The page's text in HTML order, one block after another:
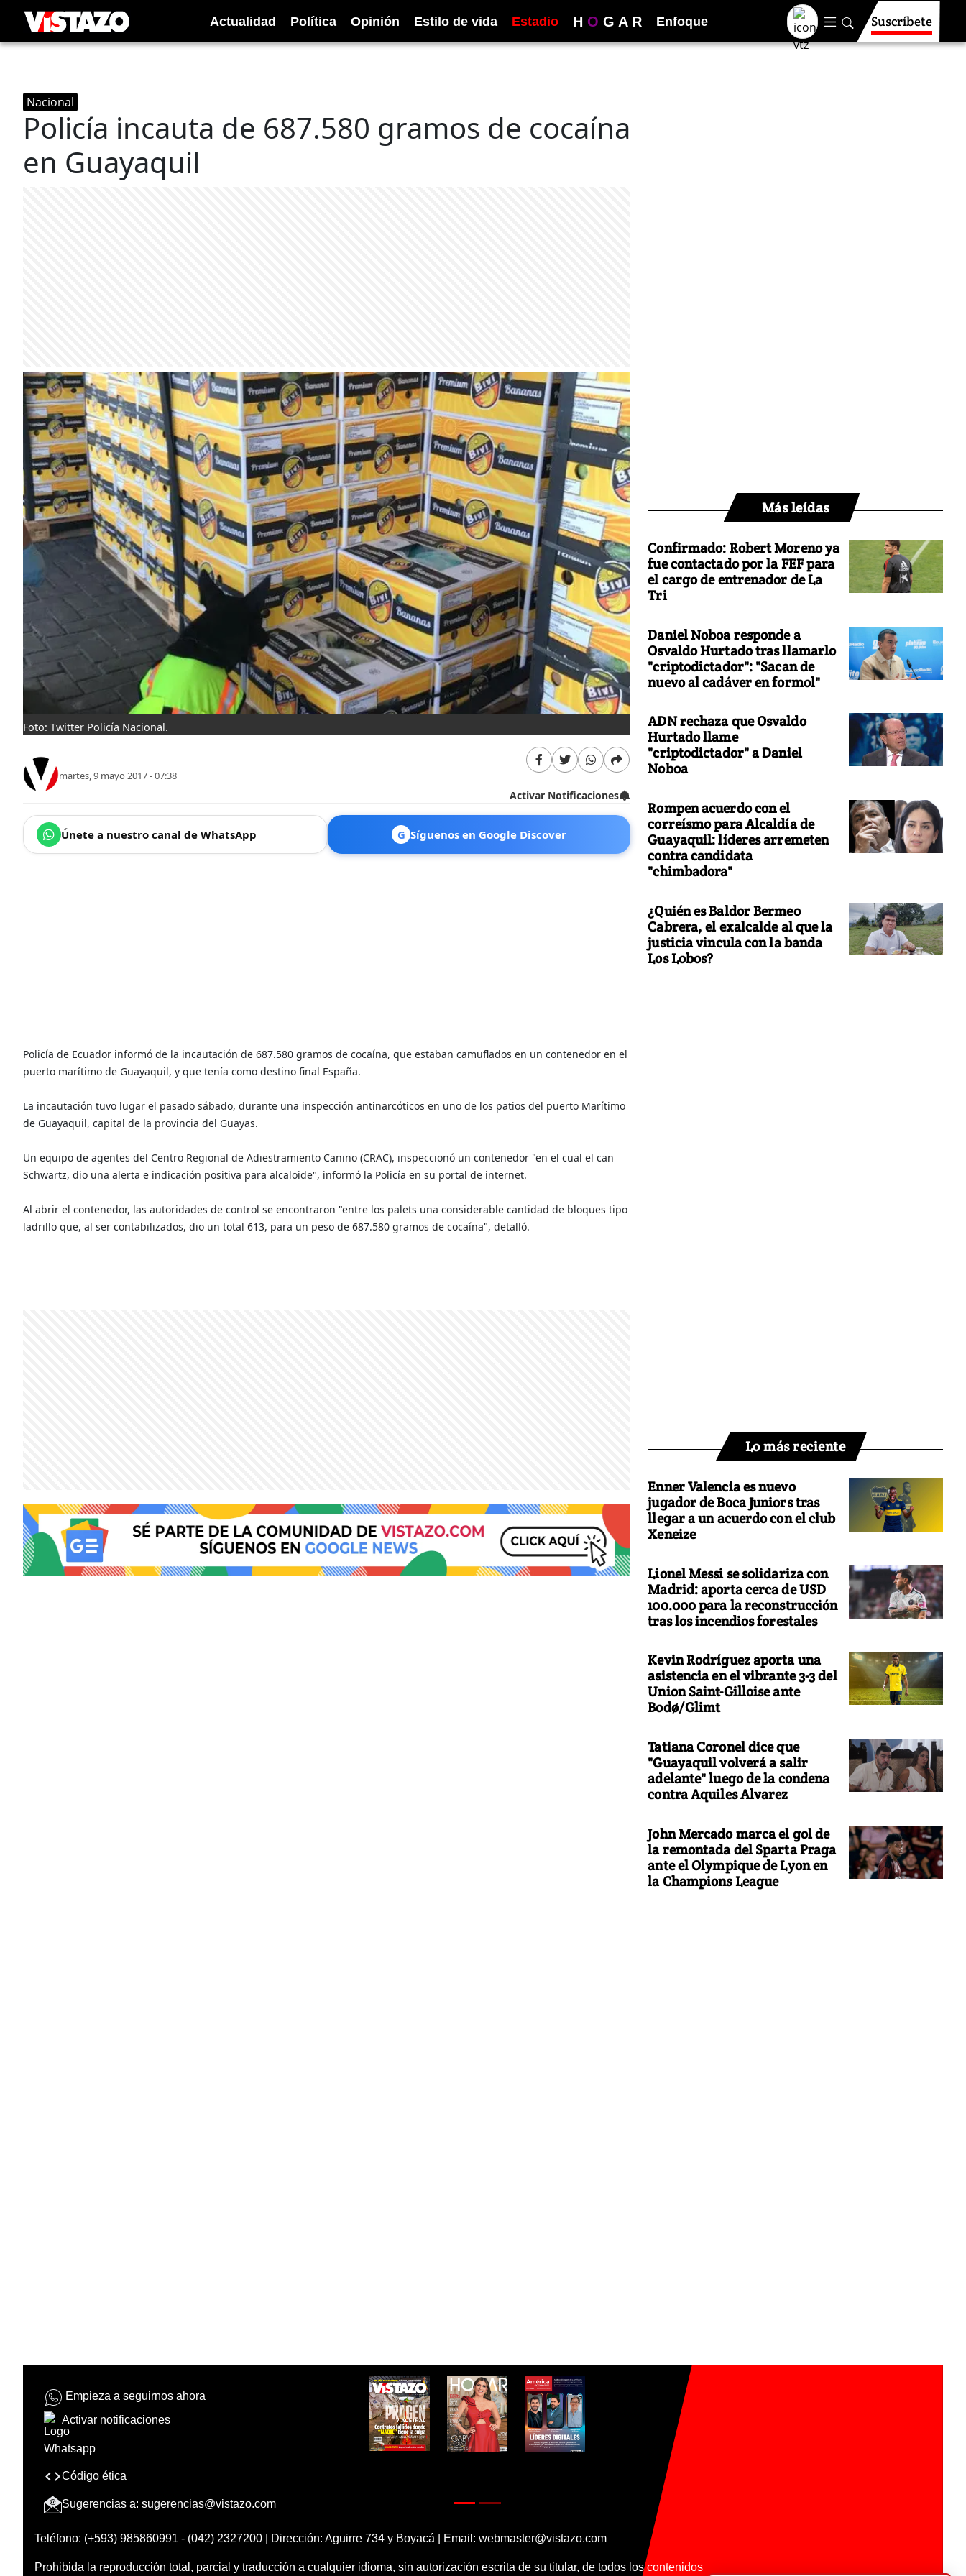
Actualidad Política Opinión Estilo de vida Estadio H O G A R Enfoque Suscríbete
Nacional
Policía incauta de 687.580 gramos de cocaína
en Guayaquil
Foto: Twitter Policía Nacional.
martes, 9 mayo 2017 - 07:38
Activar Notificaciones
Únete a nuestro canal de WhatsApp G Síguenos en Google Discover
Policía de Ecuador informó de la incautación de 687.580 gramos de cocaína, que estaban camuflados en un contenedor en el
puerto marítimo de Guayaquil, y que tenía como destino final España.
La incautación tuvo lugar el pasado sábado, durante una inspección antinarcóticos en uno de los patios del puerto Marítimo
de Guayaquil, capital de la provincia del Guayas.
Un equipo de agentes del Centro Regional de Adiestramiento Canino (CRAC), inspeccionó un contenedor "en el cual el can
Schwartz, dio una alerta e indicación positiva para alcaloide", informó la Policía en su portal de internet.
Al abrir el contenedor, las autoridades de control se encontraron "entre los palets una considerable cantidad de bloques tipo
ladrillo que, al ser contabilizados, dio un total 613, para un peso de 687.580 gramos de cocaína", detalló.
Más leídas
Confirmado: Robert Moreno ya
fue contactado por la FEF para
el cargo de entrenador de La
Tri
Daniel Noboa responde a
Osvaldo Hurtado tras llamarlo
"criptodictador": "Sacan de
nuevo al cadáver en formol"
ADN rechaza que Osvaldo
Hurtado llame
"criptodictador" a Daniel
Noboa
Rompen acuerdo con el
correísmo para Alcaldía de
Guayaquil: líderes arremeten
contra candidata
"chimbadora"
¿Quién es Baldor Bermeo
Cabrera, el exalcalde al que la
justicia vincula con la banda
Los Lobos?
Lo más reciente
Enner Valencia es nuevo
jugador de Boca Juniors tras
llegar a un acuerdo con el club
Xeneize
Lionel Messi se solidariza con
Madrid: aporta cerca de USD
100.000 para la reconstrucción
tras los incendios forestales
Kevin Rodríguez aporta una
asistencia en el vibrante 3-3 del
Union Saint-Gilloise ante
Bodø/Glimt
Tatiana Coronel dice que
"Guayaquil volverá a salir
adelante" luego de la condena
contra Aquiles Alvarez
John Mercado marca el gol de
la remontada del Sparta Praga
ante el Olympique de Lyon en
la Champions League
Empieza a seguirnos ahora
Activar notificaciones
Código ética
Sugerencias a: sugerencias@vistazo.com
Teléfono: (+593) 985860991 - (042) 2327200 | Dirección: Aguirre 734 y Boyacá | Email: webmaster@vistazo.com
Prohibida la reproducción total, parcial y traducción a cualquier idioma, sin autorización escrita de su titular, de todos los contenidos